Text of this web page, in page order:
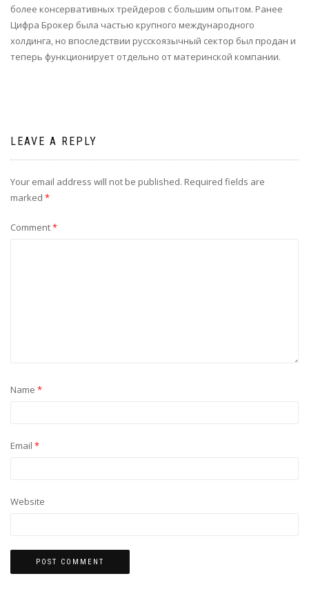
более консервативных трейдеров с большим опытом. Ранее
Цифра Брокер была частью крупного международного
холдинга, но впоследствии русскоязычный сектор был продан и
теперь функционирует отдельно от материнской компании.
LEAVE A REPLY
Your email address will not be published. Required fields are
marked *
Comment*
Name *
Email *
Website